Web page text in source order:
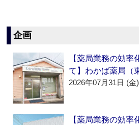
企画
【薬局業務の効率
て】わかば薬局（
2026年07月31日 (金)
【薬局業務の効率